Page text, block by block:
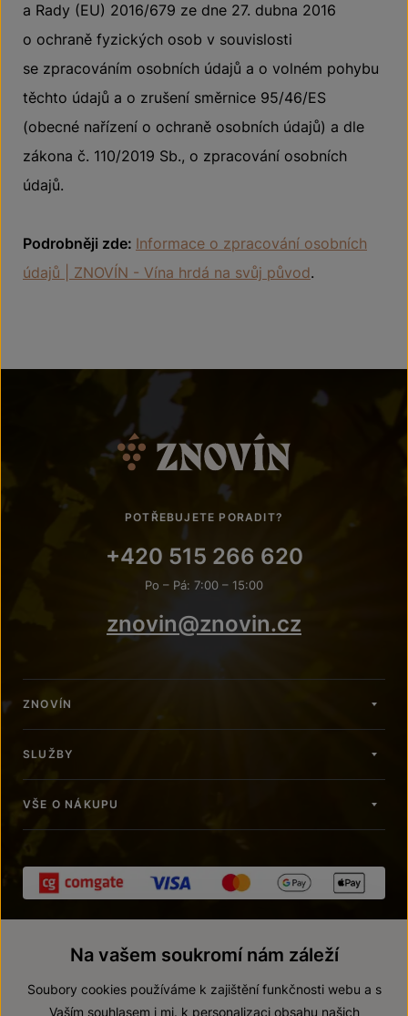
a Rady (EU) 2016/679 ze dne 27. dubna 2016
o ochraně fyzických osob v souvislosti
se zpracováním osobních údajů a o volném pohybu
těchto údajů a o zrušení směrnice 95/46/ES
(obecné nařízení o ochraně osobních údajů) a dle
zákona č. 110/2019 Sb., o zpracování osobních
údajů.
Podrobněji zde: Informace o zpracování osobních
údajů | ZNOVÍN - Vína hrdá na svůj původ.
POTŘEBUJETE PORADIT?
+420 515 266 620
Po – Pá: 7:00 – 15:00
znovin@znovin.cz
ZNOVÍN
SLUŽBY
VŠE O NÁKUPU
Na vašem soukromí nám záleží
Soubory cookies používáme k zajištění funkčnosti webu a s
Vaším souhlasem i mj. k personalizaci obsahu našich